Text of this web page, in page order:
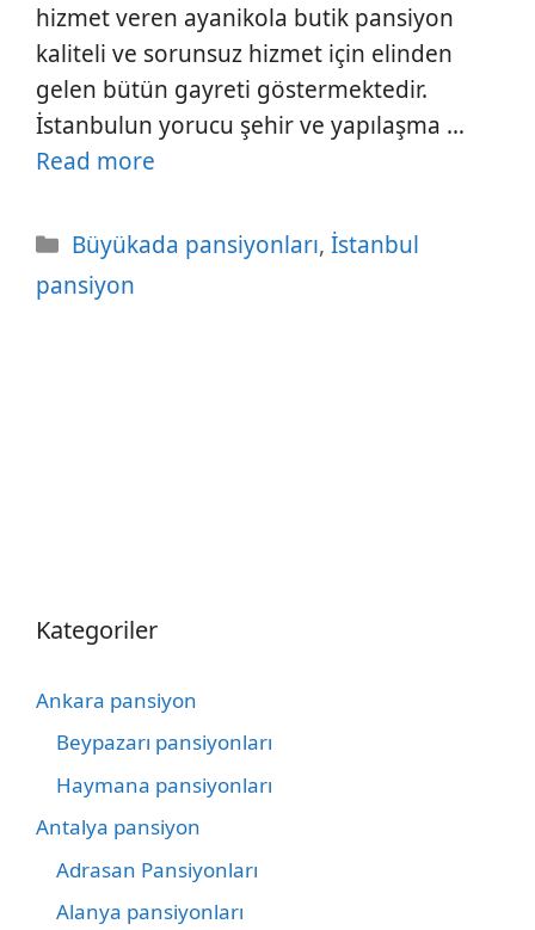
hizmet veren ayanikola butik pansiyon
kaliteli ve sorunsuz hizmet için elinden
gelen bütün gayreti göstermektedir.
İstanbulun yorucu şehir ve yapılaşma …
Read more
Kategoriler
Büyükada pansiyonları,İstanbul
pansiyon
Kategoriler
Ankara pansiyon
Beypazarı pansiyonları
Haymana pansiyonları
Antalya pansiyon
Adrasan Pansiyonları
Alanya pansiyonları